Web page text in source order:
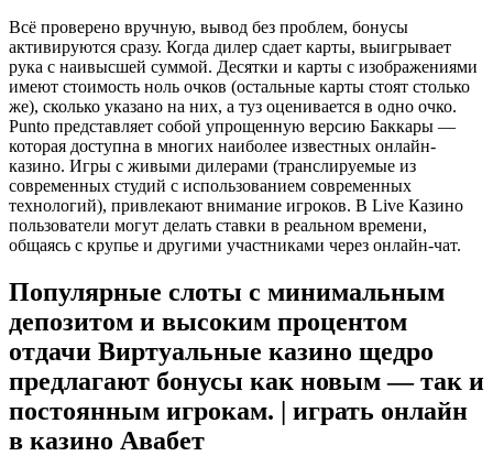
Всё проверено вручную, вывод без проблем, бонусы
активируются сразу. Когда дилер сдает карты, выигрывает
рука с наивысшей суммой. Десятки и карты с изображениями
имеют стоимость ноль очков (остальные карты стоят столько
же), сколько указано на них, а туз оценивается в одно очко.
Punto представляет собой упрощенную версию Баккары —
которая доступна в многих наиболее известных онлайн-
казино. Игры с живыми дилерами (транслируемые из
современных студий с использованием современных
технологий), привлекают внимание игроков. В Live Казино
пользователи могут делать ставки в реальном времени,
общаясь с крупье и другими участниками через онлайн-чат.
Популярные слоты с минимальным
депозитом и высоким процентом
отдачи Виртуальные казино щедро
предлагают бонусы как новым — так и
постоянным игрокам. | играть онлайн
в казино Авабет